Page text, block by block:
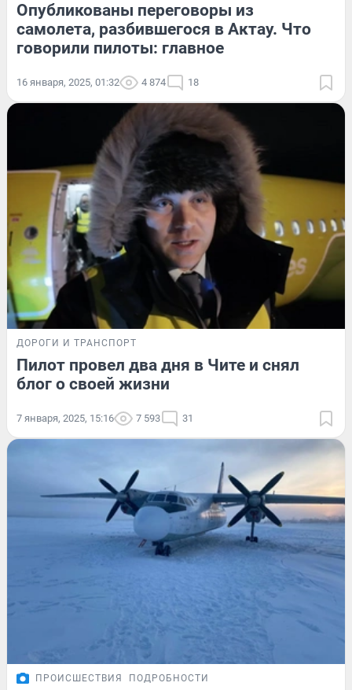
Опубликованы переговоры из
самолета, разбившегося в Актау. Что
говорили пилоты: главное
16 января, 2025, 01:32 4 874 18
ДОРОГИ И ТРАНСПОРТ
Пилот провел два дня в Чите и снял
блог о своей жизни
7 января, 2025, 15:16 7 593 31
ПРОИСШЕСТВИЯ ПОДРОБНОСТИ